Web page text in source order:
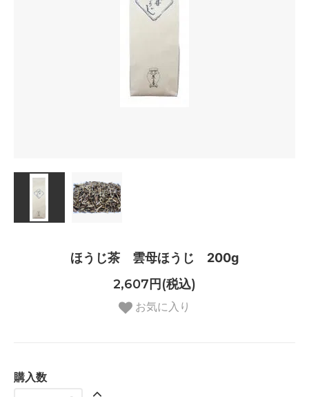
ほうじ茶 雲母ほうじ 200g
2,607円(税込)
お気に入り
購入数